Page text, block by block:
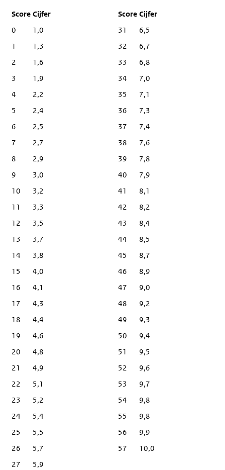
Score Cijfer
0
1,0
1
1,3
2
1,6
3
1,9
4
2,2
5
2,4
6
2,5
7
2,7
8
2,9
9
3,0
10
3,2
11
3,3
12
3,5
13
3,7
14
3,8
15
4,0
16
4,1
17
4,3
18
4,4
19
4,6
20
4,8
21
4,9
22
5,1
23
5,2
24
5,4
25
5,5
26
5,7
27
5,9
31
6,5
32
6,7
33
6,8
34
7,0
35
7,1
36
7,3
37
7,4
38
7,6
39
7,8
40
7,9
41
8,1
42
8,2
43
8,4
44
8,5
45
8,7
46
8,9
47
9,0
48
9,2
49
9,3
50
9,4
51
9,5
52
9,6
53
9,7
54
9,8
55
9,8
56
9,9
57
10,0